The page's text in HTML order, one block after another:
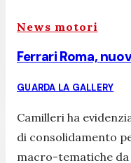
News motori
Ferrari Roma,
GUARDA LA GALLERY
Camilleri ha
di consolidamento
macro-tematiche